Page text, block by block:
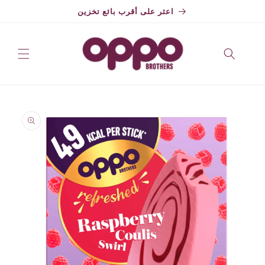
اعثر على أقرب بائع تخزين
information